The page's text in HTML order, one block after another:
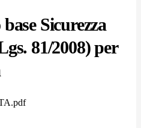
Sicurezza
81/2008) per